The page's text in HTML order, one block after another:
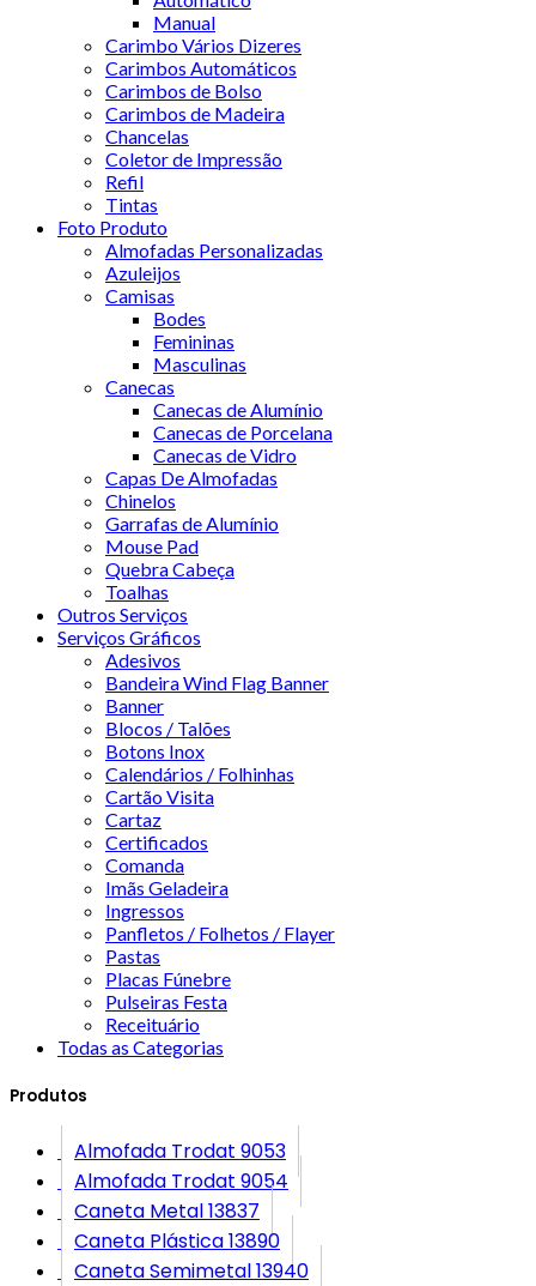
Manual
Carimbo Vários Dizeres
Carimbos Automáticos
Carimbos de Bolso
Carimbos de Madeira
Chancelas
Coletor de Impressão
Refil
Tintas
Foto Produto
Almofadas Personalizadas
Azuleijos
Camisas
Bodes
Femininas
Masculinas
Canecas
Canecas de Alumínio
Canecas de Porcelana
Canecas de Vidro
Capas De Almofadas
Chinelos
Garrafas de Alumínio
Mouse Pad
Quebra Cabeça
Toalhas
Outros Serviços
Serviços Gráficos
Adesivos
Bandeira Wind Flag Banner
Banner
Blocos / Talões
Botons Inox
Calendários / Folhinhas
Cartão Visita
Cartaz
Certificados
Comanda
Imãs Geladeira
Ingressos
Panfletos / Folhetos / Flayer
Pastas
Placas Fúnebre
Pulseiras Festa
Receituário
Todas as Categorias
Produtos
Almofada Trodat 9053
Almofada Trodat 9054
Caneta Metal 13837
Caneta Plástica 13890
Caneta Semimetal 13940